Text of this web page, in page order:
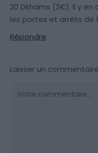
20 Dirhams (2€). Il y
les portes et arrêts de
Répondre
Laisser un commentaire